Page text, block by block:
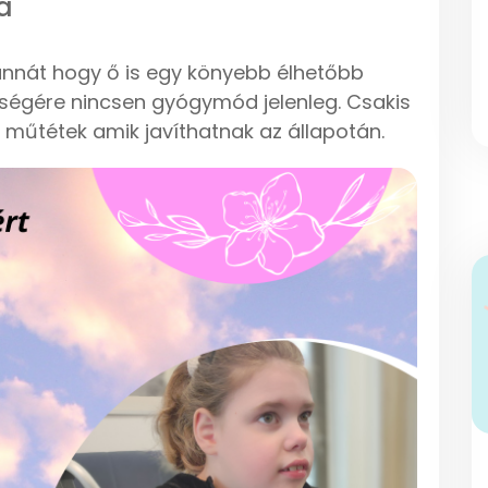
hogy ő is egy könyebb élhetőbb
nincsen gyógymód jelenleg. Csakis
műtétek amik javíthatnak az állapotán.